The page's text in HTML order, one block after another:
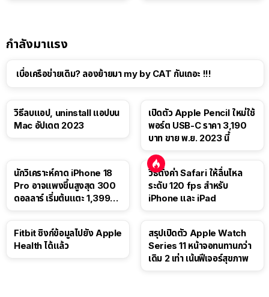
กำลังมาแรง
เบื่อเครือข่ายเดิม? ลองย้ายมา my by CAT กันเถอะ !!!
วิธีลบแอป, uninstall แอปบน
Mac อัปเดต 2023
เปิดตัว Apple Pencil ใหม่ใช้
พอร์ต USB-C ราคา 3,190
บาท ขาย พ.ย. 2023 นี้
นักวิเคราะห์คาด iPhone 18
Pro อาจแพงขึ้นสูงสุด 300
ดอลลาร์ เริ่มต้นแตะ 1,399
วิธีตั้งค่า Safari ให้ลื่นไหล
ระดับ 120 fps สำหรับ
iPhone และ iPad
Fitbit ซิงก์ข้อมูลไปยัง Apple
Health ได้แล้ว
สรุปเปิดตัว Apple Watch
Series 11 หน้าจอทนทานกว่า
เดิม 2 เท่า เน้นฟีเจอร์สุขภาพ